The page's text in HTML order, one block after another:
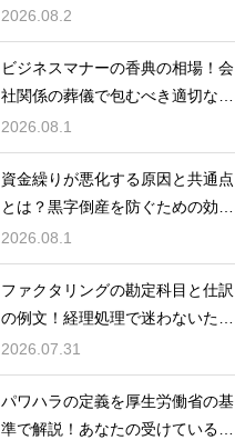
しいマナー
2026.08.2
ビジネスマナーの香典の相場！会
社関係の葬儀で包むべき適切な金
額の目安
2026.08.1
資金繰りが悪化する原因と共通点
とは？黒字倒産を防ぐための効果
的な対策
2026.08.1
ファクタリングの勘定科目と仕訳
の例文！経理処理で迷わないため
の知識
2026.07.31
パワハラの定義を厚生労働省の基
準で解説！あなたの受けている行